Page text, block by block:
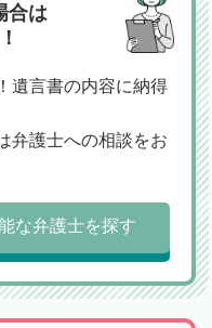
合は
遺言書の内容に納得
弁護士への相談をお
な弁護士を探す